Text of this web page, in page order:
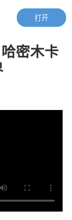
密木卡
打开